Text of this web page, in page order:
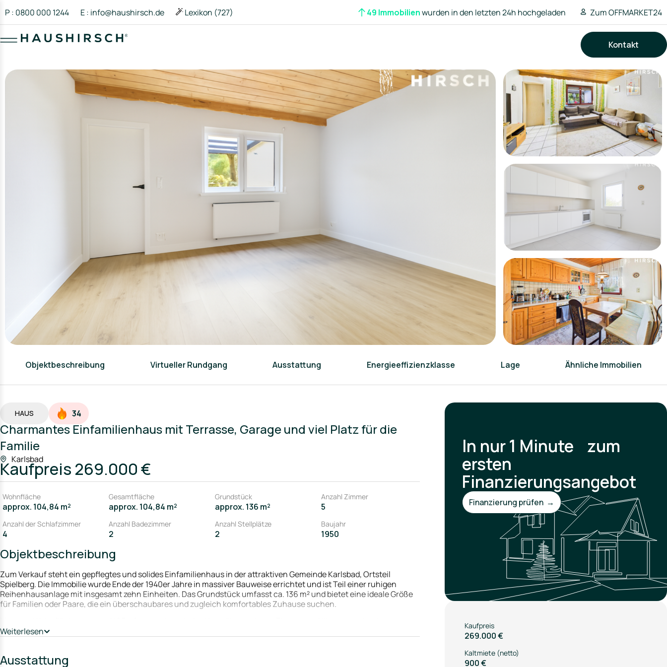
P : 0800 000 1244 E : info@haushirsch.de Lexikon (727) 49 Immobilienwurden in den letzten 24h hochgeladen Zum OFFMARKET24
Kontakt
Objektbeschreibung Virtueller Rundgang Ausstattung Energieeffizienzklasse Lage Ähnliche Immobilien
HAUS 34
Charmantes Einfamilienhaus mit Terrasse, Garage und viel Platz für die
Familie
Karlsbad
Kaufpreis 269.000 €
Wohnfläche
approx. 104,84 m²
Gesamtfläche
approx. 104,84 m²
Grundstück
approx. 136 m²
Anzahl Zimmer
5
Anzahl der Schlafzimmer
4
Anzahl Badezimmer
2
Anzahl Stellplätze
2
Baujahr
1950
Objektbeschreibung
Zum Verkauf steht ein gepflegtes und solides Einfamilienhaus in der attraktiven Gemeinde Karlsbad, Ortsteil
Spielberg. Die Immobilie wurde Ende der 1940er Jahre in massiver Bauweise errichtet und ist Teil einer ruhigen
Reihenhausanlage mit insgesamt zehn Einheiten. Das Grundstück umfasst ca. 136 m² und bietet eine ideale Größe
für Familien oder Paare, die ein überschaubares und zugleich komfortables Zuhause suchen.
durchdachte Raumaufteilung sowie ein angenehmes Wohnambiente.
Wohnzimmer. Große Fensterflächen sorgen hier für eine helle und freundliche Atmosphäre. Das Tageslichtbad auf
Weiterlesen
Ausstattung
In nur 1 Minute zum
ersten
Finanzierungsangebot
Finanzierung prüfen →
Kaufpreis
269.000 €
Kaltmiete (netto)
900 €